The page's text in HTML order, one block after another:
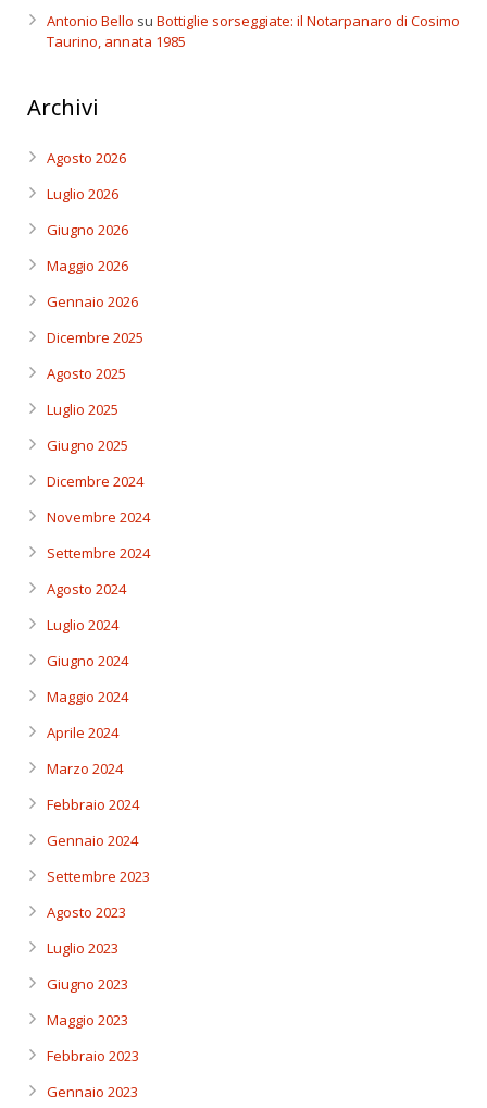
Antonio Bello su Bottiglie sorseggiate: il Notarpanaro di Cosimo
Taurino, annata 1985
Archivi
Agosto 2026
Luglio 2026
Giugno 2026
Maggio 2026
Gennaio 2026
Dicembre 2025
Agosto 2025
Luglio 2025
Giugno 2025
Dicembre 2024
Novembre 2024
Settembre 2024
Agosto 2024
Luglio 2024
Giugno 2024
Maggio 2024
Aprile 2024
Marzo 2024
Febbraio 2024
Gennaio 2024
Settembre 2023
Agosto 2023
Luglio 2023
Giugno 2023
Maggio 2023
Febbraio 2023
Gennaio 2023